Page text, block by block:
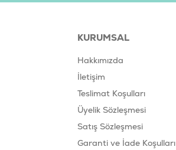
KURUMSAL
Hakkımızda
İletişim
Teslimat Koşulları
Üyelik Sözleşmesi
Satış Sözleşmesi
Garanti ve İade Koşulları